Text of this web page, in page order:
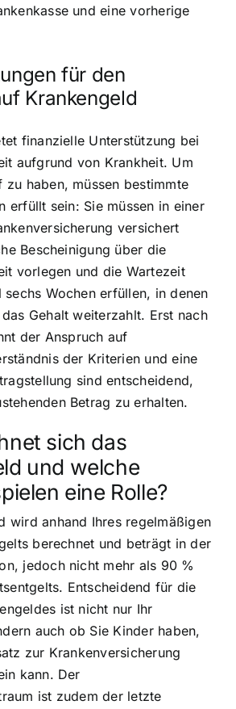
und eine vorherige
für den
Krankengeld
finanzielle Unterstützung bei
aufgrund von Krankheit. Um
zu haben, müssen bestimmte
erfüllt sein: Sie müssen in einer
versichert
Bescheinigung über die
vorlegen und die Wartezeit
Wochen erfüllen, in denen
Gehalt weiterzahlt. Erst nach
der Anspruch auf
der Kriterien und eine
sind entscheidend,
Betrag zu erhalten.
sich das
und welche
eine Rolle?
wird anhand Ihres regelmäßigen
berechnet und beträgt in der
jedoch nicht mehr als 90 %
Entscheidend für die
ist nicht nur Ihr
auch ob Sie Kinder haben,
zur Krankenversicherung
kann. Der
ist zudem der letzte